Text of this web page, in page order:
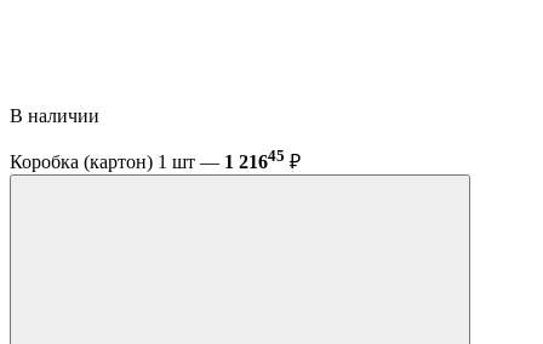
В наличии
Коробка (картон) 1 шт — 1 21645 ₽